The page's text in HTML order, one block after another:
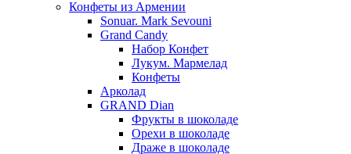
Конфеты из Армении
Sonuar. Mark Sevouni
Grand Candy
Набор Конфет
Лукум. Мармелад
Конфеты
Арколад
GRAND Dian
Фрукты в шоколаде
Орехи в шоколаде
Драже в шоколаде